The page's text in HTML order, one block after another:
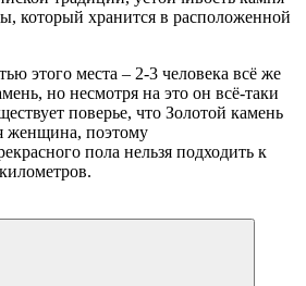
который хранится в расположенной
этого места – 2-3 человека всё же
но несмотря на это он всё-таки
поверье, что Золотой камень
женщина, поэтому
пола нельзя подходить к